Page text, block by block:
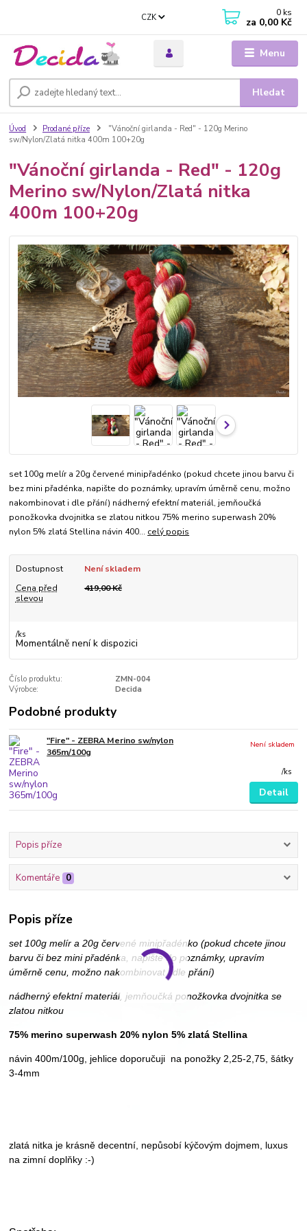
Menu
CZK
Hledat
0 ks
za 0,00 Kč
Úvod Prodané příze
"Vánoční girlanda - Red" - 120g Merino
sw/Nylon/Zlatá nitka 400m 100+20g
"Vánoční girlanda - Red" - 120g
Merino sw/Nylon/Zlatá nitka
400m 100+20g
set 100g melír a 20g červené minipřadénko (pokud chcete jinou barvu či
bez mini přadénka, napište do poznámky, upravím úměrně cenu, možno
nakombinovat i dle přání) nádherný efektní materiál, jemňoučká
ponožkovka dvojnitka se zlatou nitkou 75% merino superwash 20%
nylon 5% zlatá Stellina návin 400... celý popis
Dostupnost
Není skladem
Cena před
slevou
419,00 Kč
/ks
Momentálně není k dispozici
Číslo produktu:
ZMN-004
Výrobce:
Decida
Podobné produkty
"Fire" - ZEBRA Merino sw/nylon
365m/100g
/ks
Není skladem
Detail
Popis příze
Komentáře 0
Popis příze
set 100g melír a 20g červené minipřadénko (pokud chcete jinou
barvu či bez mini přadénka, napište do poznámky, upravím
úměrně cenu, možno nakombinovat i dle přání)
nádherný efektní materiál, jemňoučká ponožkovka dvojnitka se
zlatou nitkou
75% merino superwash 20% nylon 5% zlatá Stellina
návin 400m/100g, jehlice doporučuji na ponožky 2,25-2,75, šátky
3-4mm
zlatá nitka je krásně decentní, nepůsobí kýčovým dojmem, luxus
na zimní doplňky :-)